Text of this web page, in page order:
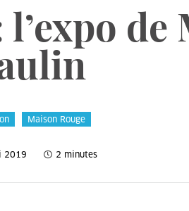
Maison Rouge
2019 2 minutes